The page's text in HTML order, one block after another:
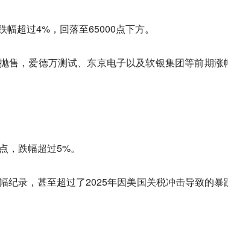
超过4%，回落至65000点下方。
售，爱德万测试、东京电子以及软银集团等前期涨
跌幅超过5%。
录，甚至超过了2025年因美国关税冲击导致的暴